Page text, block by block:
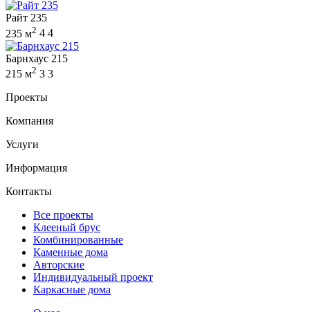
Райт 235
235 м2 4 4
Барнхаус 215
215 м2 3 3
Проекты
Компания
Услуги
Информация
Контакты
Все проекты
Клееный брус
Комбинированные
Каменные дома
Авторские
Индивидуальный проект
Каркасные дома